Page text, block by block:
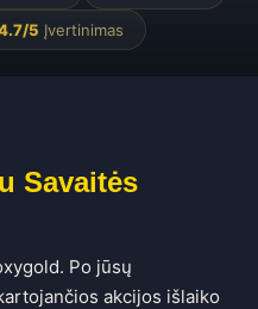
5 Įvertinimas
Savaitės
Po jūsų
akcijos išlaiko